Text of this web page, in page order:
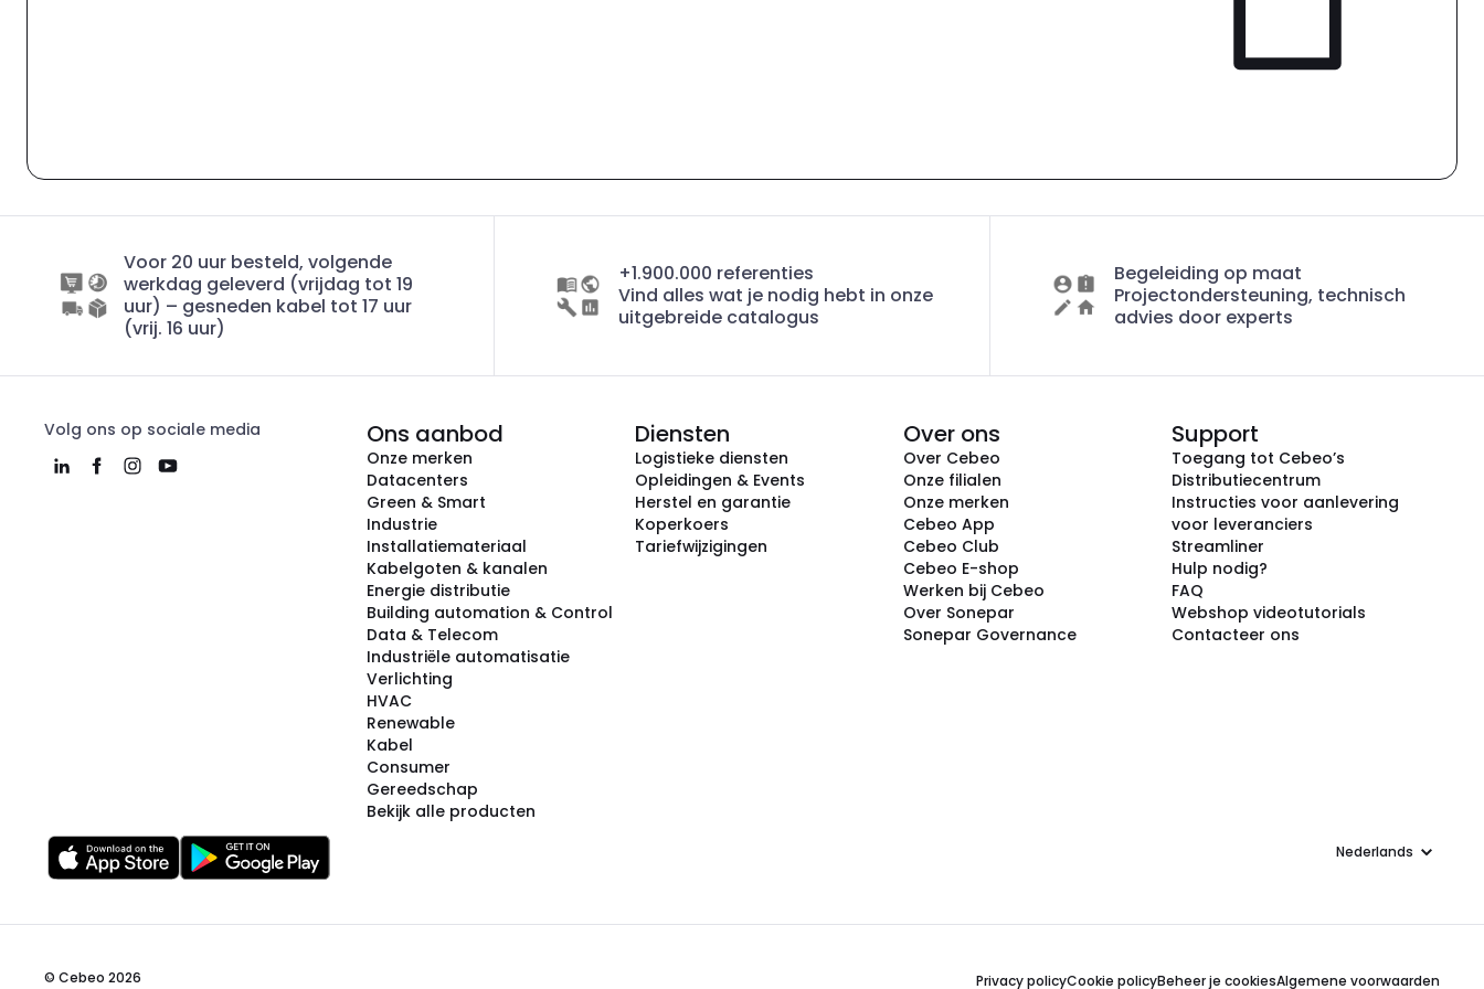
Voor 20 uur besteld, volgende
werkdag geleverd (vrijdag tot 19
uur) – gesneden kabel tot 17 uur
(vrij. 16 uur)
+1.900.000 referenties
Vind alles wat je nodig hebt in onze
uitgebreide catalogus
Begeleiding op maat
Projectondersteuning, technisch
advies door experts
Volg ons op sociale media Ons aanbod
Onze merken
Datacenters
Green & Smart
Industrie
Installatiemateriaal
Kabelgoten & kanalen
Energie distributie
Building automation & Control
Data & Telecom
Industriële automatisatie
Verlichting
HVAC
Renewable
Kabel
Consumer
Gereedschap
Bekijk alle producten
Diensten
Logistieke diensten
Opleidingen & Events
Herstel en garantie
Koperkoers
Tariefwijzigingen
Over ons
Over Cebeo
Onze filialen
Onze merken
Cebeo App
Cebeo Club
Cebeo E-shop
Werken bij Cebeo
Over Sonepar
Sonepar Governance
Support
Toegang tot Cebeo’s
Distributiecentrum
Instructies voor aanlevering
voor leveranciers
Streamliner
Hulp nodig?
FAQ
Webshop videotutorials
Contacteer ons
Taal
© Cebeo 2026 Privacy policyCookie policyBeheer je cookiesAlgemene voorwaarden